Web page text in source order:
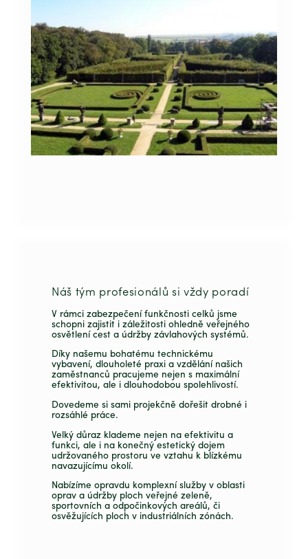
Náš tým profesionálů si vždy poradí
V rámci zabezpečení funkčnosti celků jsme
schopni zajistit i záležitosti ohledně veřejného
osvětlení cest a údržby závlahových systémů.
Díky našemu bohatému technickému
vybavení, dlouholeté praxi a vzdělání našich
zaměstnanců pracujeme nejen s maximální
efektivitou, ale i dlouhodobou spolehlivostí.
Dovedeme si sami projekčně dořešit drobné i
rozsáhlé práce.
Velký důraz klademe nejen na efektivitu a
funkci, ale i na konečný estetický dojem
udržovaného prostoru ve vztahu k blízkému
navazujícímu okolí.
Nabízíme opravdu komplexní služby v oblasti
oprav a údržby ploch veřejné zeleně,
sportovních a odpočinkových areálů, či
osvěžujících ploch v industriálních zónách.